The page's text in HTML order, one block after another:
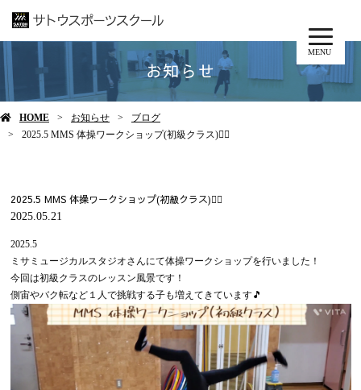
MENU
お知らせ
HOME お知らせ
ブログ
2025.5 MMS 体操ワークショップ(初級クラス)🤸‍♂️
2025.5 MMS 体操ワークショップ(初級クラス)🤸‍♂️
2025.05.21
2025.5
ミサミュージカルスタジオさんにて体操ワークショップを行いました！
今回は初級クラスのレッスン風景です！
側宙やバク転など１人で挑戦する子も増えてきています🎵